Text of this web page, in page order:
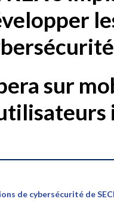
sur
de cybersécurité de